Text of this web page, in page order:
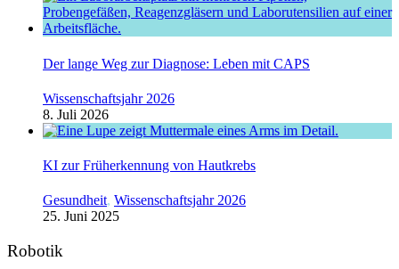
Der lange Weg zur Diagnose: Leben mit CAPS
Wissenschaftsjahr 2026
8. Juli 2026
KI zur Früherkennung von Hautkrebs
Gesundheit, Wissenschaftsjahr 2026
25. Juni 2025
Robotik